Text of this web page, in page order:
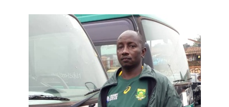
ゲ
ア
ン
／